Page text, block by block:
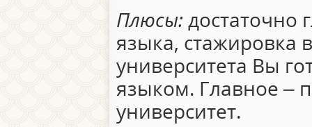
Плюсы:достаточно
языка, стажировка
университета Вы
языком. Главное –
университет.